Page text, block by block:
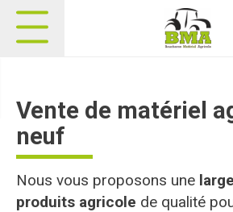
Vente de matériel
neuf
Nous vous proposons une
produits agricole de qualité